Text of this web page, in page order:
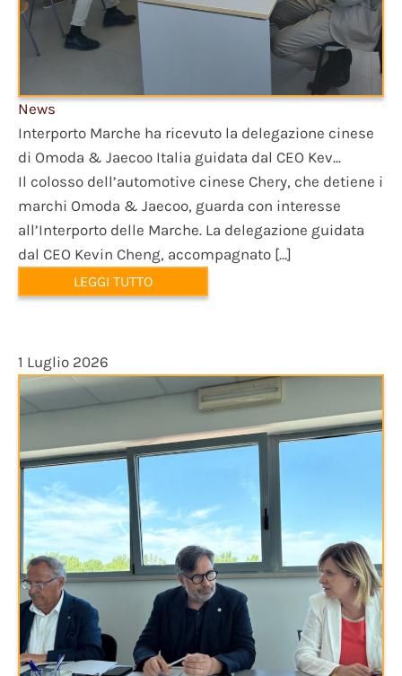
News
Interporto Marche ha ricevuto la delegazione cinese
di Omoda & Jaecoo Italia guidata dal CEO Kev...
Il colosso dell’automotive cinese Chery, che detiene i
marchi Omoda & Jaecoo, guarda con interesse
all’Interporto delle Marche. La delegazione guidata
dal CEO Kevin Cheng, accompagnato […]
LEGGI TUTTO
1 Luglio 2026